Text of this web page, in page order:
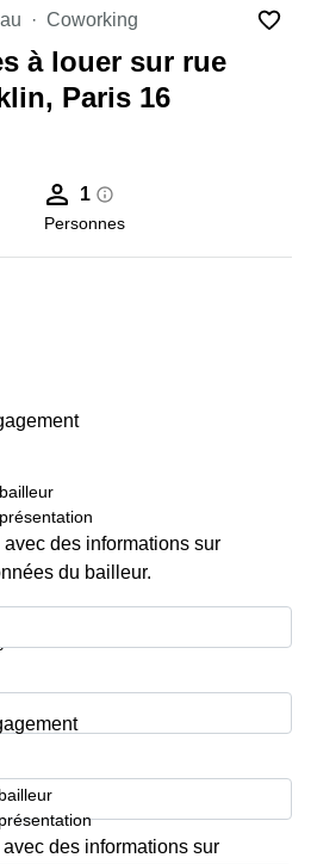
Coworking
à louer sur rue
Paris 16
1
Personnes
des informations sur
du bailleur.
des informations sur